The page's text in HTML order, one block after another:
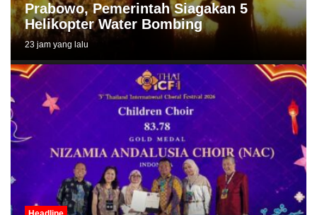
Prabowo, Pemerintah Siagakan 5
Helikopter Water Bombing
23 jam yang lalu